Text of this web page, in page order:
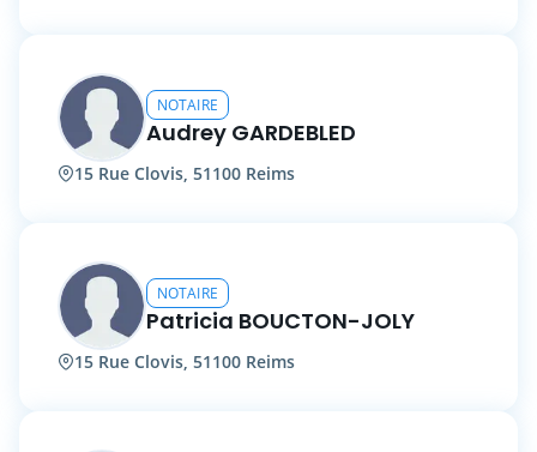
NOTAIRE
Audrey GARDEBLED
15 Rue Clovis, 51100 Reims
NOTAIRE
Patricia BOUCTON-JOLY
15 Rue Clovis, 51100 Reims